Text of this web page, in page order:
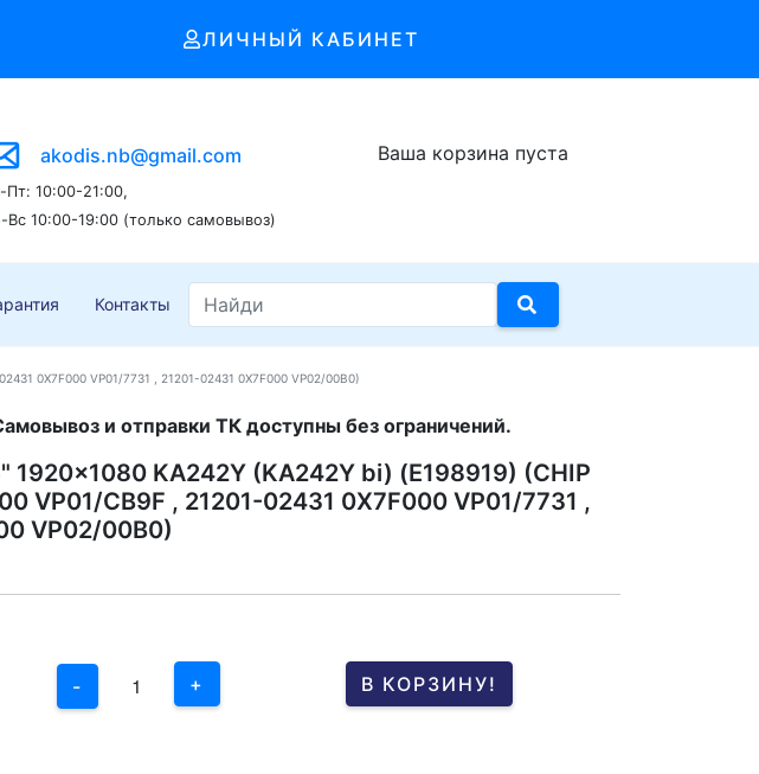
ЛИЧНЫЙ КАБИНЕТ
akodis.nb@gmail.com
Пт: 10:00-21:00,
Вс 10:00-19:00 (только самовывоз)
Ваша корзина пуста
Контакты
0X7F000 VP01/7731 , 21201-02431 0X7F000 VP02/00B0)
и отправки ТК доступны без ограничений.
1920x1080 KA242Y (KA242Y bi) (E198919) (CHIP
VP01/CB9F , 21201-02431 0X7F000 VP01/7731 ,
VP02/00B0)
-
3
1
+ В КОРЗИНУ!